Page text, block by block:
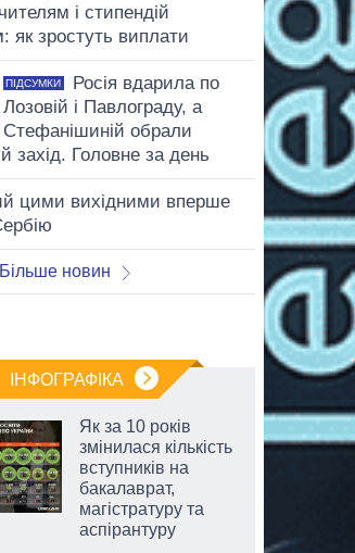
і стипендій
як зростуть виплати
ПІДСУМКИ
Росія вдарила по
Лозовій і Павлограду, а
Стефанішиній обрали
захід. Головне за день
цими вихідними вперше
Більше новин
ІНФОГРАФІКА
Як за 10 років
змінилася кількість
вступників на
бакалаврат,
магістратуру та
аспірантуру